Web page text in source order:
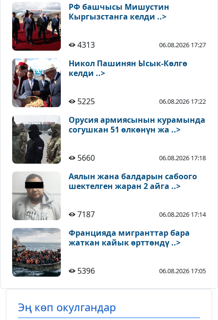
РФ башчысы Мишустин
Кыргызстанга келди ..>
4313 06.08.2026 17:27
Никол Пашинян Ысык-Көлгө
келди ..>
5225 06.08.2026 17:22
Орусия армиясынын курамында
согушкан 51 өлкөнүн жа ..>
5660 06.08.2026 17:18
Аялын жана балдарын сабоого
шектелген жаран 2 айга ..>
7187 06.08.2026 17:14
Францияда мигранттар бара
жаткан кайык өрттөндү ..>
5396 06.08.2026 17:05
Эң көп окулгандар